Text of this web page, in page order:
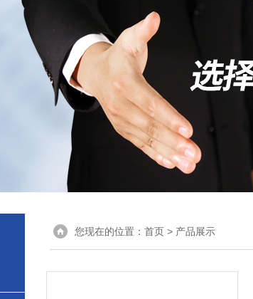
您现在的位置： 首页 > 产品展示